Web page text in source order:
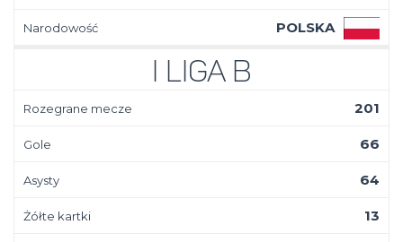
Narodowość POLSKA
I Liga B
Rozegrane mecze 201
Gole 66
Asysty 64
Żółte kartki 13